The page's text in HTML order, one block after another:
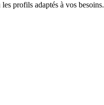
profils adaptés à vos besoins.